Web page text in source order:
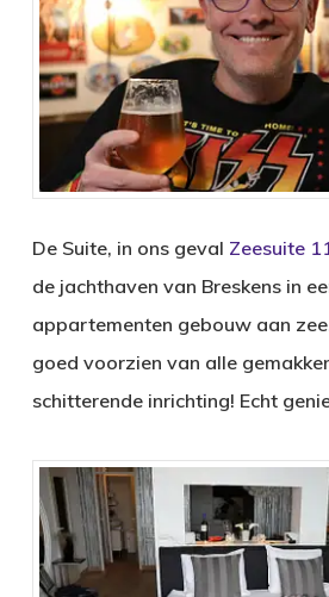
De Suite, in ons geval Zeesuite
de jachthaven van Breskens in
appartementen gebouw aan
goed voorzien van alle
schitterende inrichting! Echt